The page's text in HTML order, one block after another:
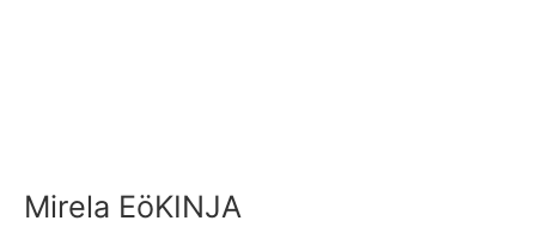
Mirela EöKINJA